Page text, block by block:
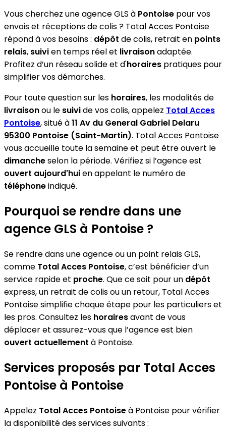
Vous cherchez une agence GLS à Pontoise pour vos
envois et réceptions de colis ? Total Acces Pontoise
répond à vos besoins : dépôt de colis, retrait en points
relais, suivien temps réel et livraisonadaptée.
Profitez d’un réseau solide et d'horaires pratiques pour
simplifier vos démarches.
Pour toute question sur les horaires, les modalités de
livraisonou le suivide vos colis, appelez Total Acces
Pontoise, situé à11 Av du General Gabriel Delaru
95300 Pontoise (Saint-Martin). Total Acces Pontoise
vous accueille toute la semaine et peut être ouvert le
dimancheselon la période. Vérifiez si l’agence est
ouvert aujourd'huien appelant le numéro de
téléphoneindiqué.
Pourquoi se rendre dans une
agence GLS à Pontoise ?
Se rendre dans une agence ou un point relais GLS,
comme Total Acces Pontoise, c’est bénéficier d’un
service rapide et proche. Que ce soit pour un dépôt
express, un retrait de colis ou un retour, Total Acces
Pontoise simplifie chaque étape pour les particuliers et
les pros. Consultez les horairesavant de vous
déplacer et assurez-vous que l’agence est bien
ouvert actuellement à Pontoise.
Services proposés par Total Acces
Pontoise à Pontoise
Appelez Total Acces Pontoiseà Pontoise pour vérifier
la disponibilité des services suivants :